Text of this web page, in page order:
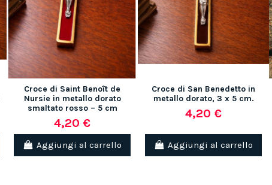
Croce di Saint Benoît de
Nursie in metallo dorato
smaltato rosso – 5 cm
4,20 €
Aggiungi al carrello
Croce di San Benedetto in
metallo dorato, 3 x 5 cm.
4,20 €
Aggiungi al carrello